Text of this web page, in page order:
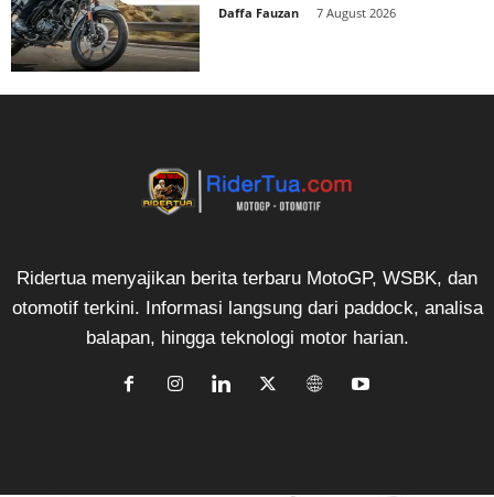
Daffa Fauzan 7 August 2026
Ridertua menyajikan berita terbaru MotoGP, WSBK, dan
otomotif terkini. Informasi langsung dari paddock, analisa
balapan, hingga teknologi motor harian.